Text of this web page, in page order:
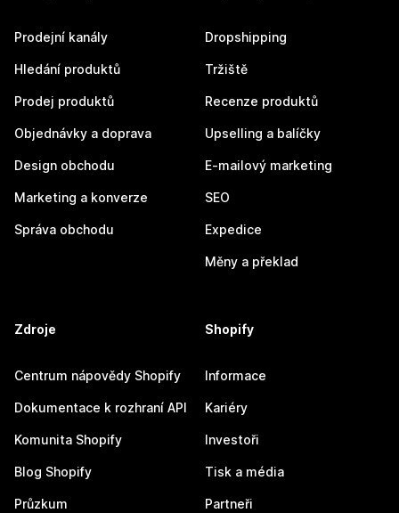
Prodejní kanály
Hledání produktů
Prodej produktů
Objednávky a doprava
Design obchodu
Marketing a konverze
Správa obchodu
Dropshipping
Tržiště
Recenze produktů
Upselling a balíčky
E-mailový marketing
SEO
Expedice
Měny a překlad
Zdroje
Centrum nápovědy Shopify
Dokumentace k rozhraní API
Komunita Shopify
Blog Shopify
Průzkum
Shopify
Informace
Kariéry
Investoři
Tisk a média
Partneři